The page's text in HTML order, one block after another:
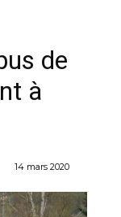
de
à
14 mars 2020